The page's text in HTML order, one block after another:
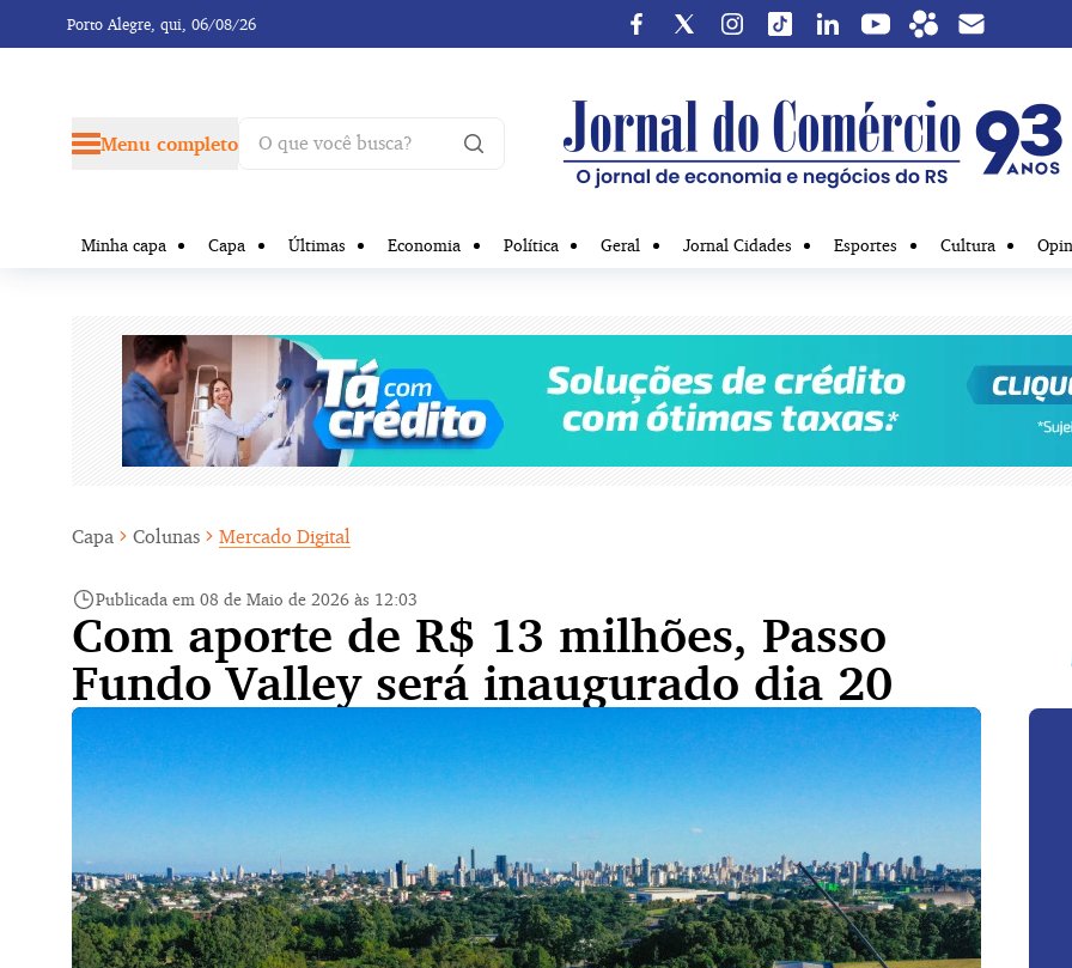
Porto Alegre, qui, 06/08/26
Menu completo
Minha capa Capa Últimas Economia Política Geral Jornal Cidades Esportes Cultura
Capa Colunas Mercado Digital
Publicada em 08 de Maio de 2026 às 12:03
Com aporte de R$ 13 milhões, Passo
Fundo Valley será inaugurado dia 20